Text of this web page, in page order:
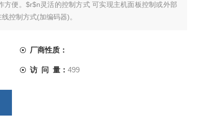
便。$r$n灵活的控制方式 可实现主机面板控制或外部
控制方式(加编码器)。
厂商性质：
访 问 量： 499